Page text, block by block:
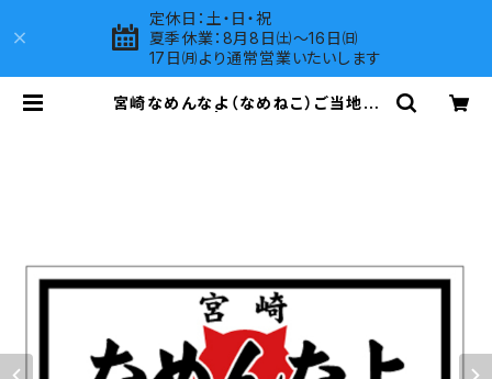
定休日：土・日・祝
夏季休業：8月8日㈯～16日㈰
17日㈪より通常営業いたいします
宮崎なめんなよ（なめねこ）ご当地ス